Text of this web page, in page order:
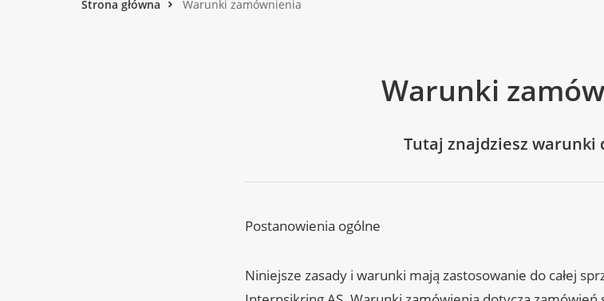
Strona główna Warunki zamównienia
Warunki
Tutaj znajdziesz warunki
Postanowienia ogólne
Niniejsze zasady i warunki mają zastosowanie do całej